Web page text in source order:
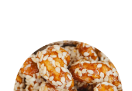
tuotteella
on
useampi